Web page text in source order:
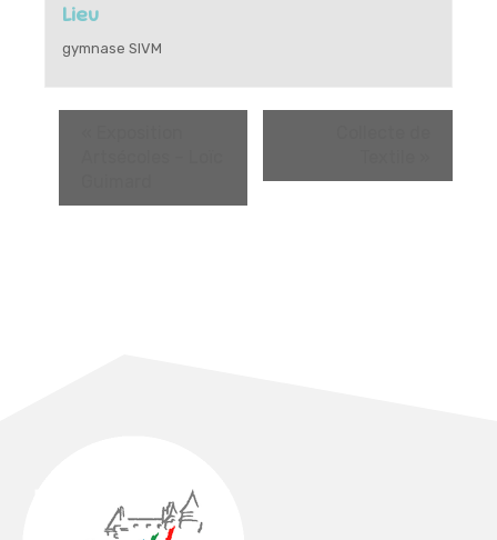
Lieu
gymnase SIVM